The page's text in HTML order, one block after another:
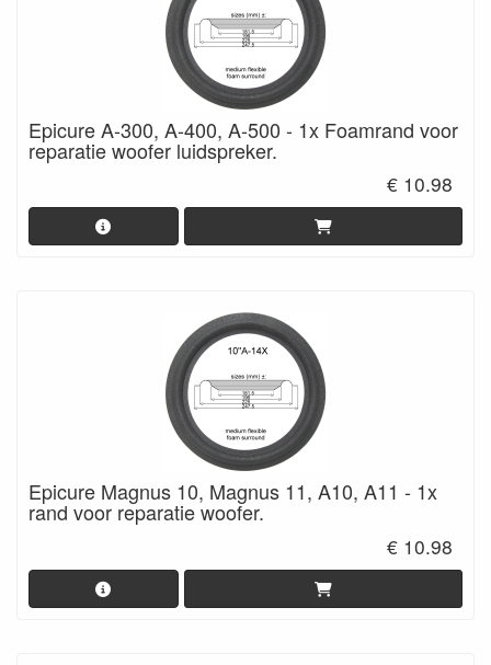
Epicure A-300, A-400, A-500 - 1x Foamrand voor
reparatie woofer luidspreker.
€ 10.98
Epicure Magnus 10, Magnus 11, A10, A11 - 1x
rand voor reparatie woofer.
€ 10.98